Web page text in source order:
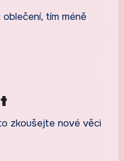
tím méně
zkoušejte nové věci